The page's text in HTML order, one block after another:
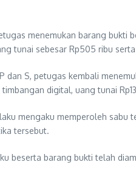
menemukan barang bukti
tunai sebesar Rp505 ribu
dan S, petugas kembali
digital, uang tunai
mengaku memperoleh sabu
tersebut.
beserta barang bukti telah